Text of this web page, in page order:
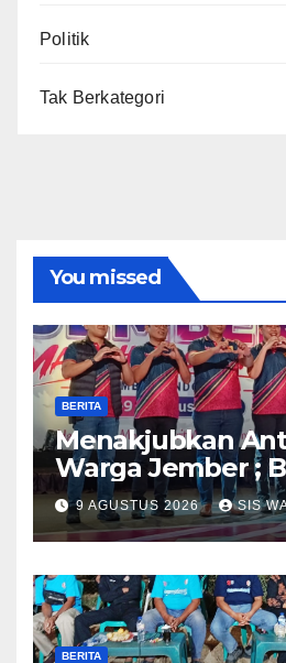
Politik
Tak Berkategori
You missed
BERITA
Menakjubkan
Warga Jember ;
Sangat Luar Biasa
9 AGUSTUS 2026 SIS
BERITA